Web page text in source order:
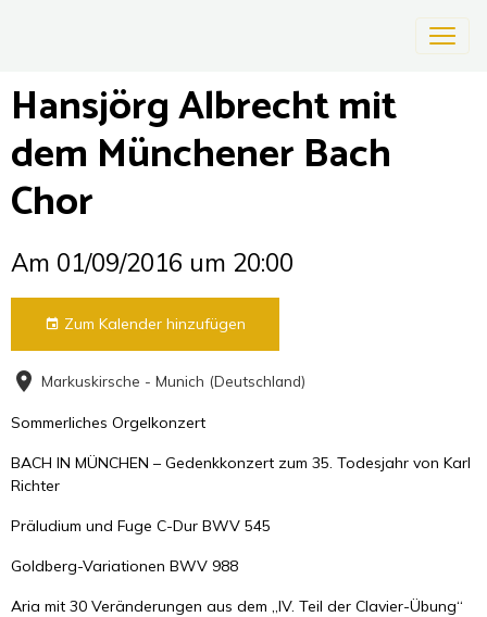
Hansjörg Albrecht mit
dem Münchener Bach
Chor
Am 01/09/2016 um 20:00
Zum Kalender hinzufügen
Markuskirsche - Munich (Deutschland)
Sommerliches Orgelkonzert
BACH IN MÜNCHEN – Gedenkkonzert zum 35. Todesjahr von Karl
Richter
Präludium und Fuge C-Dur BWV 545
Goldberg-Variationen BWV 988
Aria mit 30 Veränderungen aus dem „IV. Teil der Clavier-Übung“